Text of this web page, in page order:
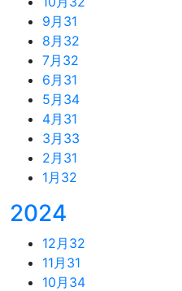
9月 31
8月 32
7月 32
6月 31
5月 34
4月 31
3月 33
2月 31
1月 32
2024
12月 32
11月 31
10月 34